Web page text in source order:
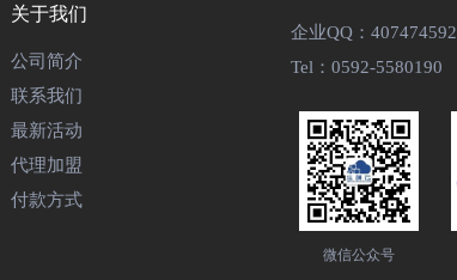
关于我们
公司简介
联系我们
最新活动
代理加盟
付款方式
企业QQ：407474592
Tel：0592-5580190
微信公众号